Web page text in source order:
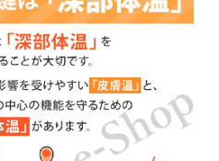
は汚れなどの付着がな
ご使用ください。
近くでは使用しないでく
器を装着している方は